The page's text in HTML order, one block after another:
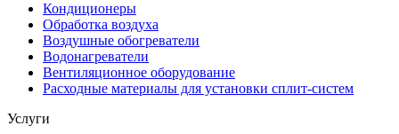
Кондиционеры
Обработка воздуха
Воздушные обогреватели
Водонагреватели
Вентиляционное оборудование
Расходные материалы для установки сплит-систем
Услуги